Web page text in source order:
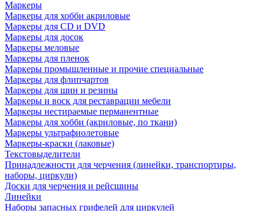
Маркеры
Маркеры для хобби акриловые
Маркеры для CD и DVD
Маркеры для досок
Маркеры меловые
Маркеры для пленок
Маркеры промышленные и прочие специальные
Маркеры для флипчартов
Маркеры для шин и резины
Маркеры и воск для реставрации мебели
Маркеры нестираемые перманентные
Маркеры для хобби (акриловые, по ткани)
Маркеры ультрафиолетовые
Маркеры-краски (лаковые)
Текстовыделители
Принадлежности для черчения (линейки, транспортиры,
наборы, циркули)
Доски для черчения и рейсшины
Линейки
Наборы запасных грифелей для циркулей